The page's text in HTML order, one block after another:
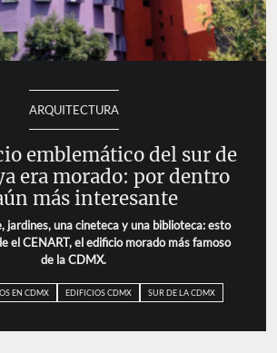
ARQUITECTURA
emblemático del sur de
era morado: por dentro
más interesante
jardines, una cineteca y una biblioteca: esto
el CENART, el edificio morado más famoso
de la CDMX.
EN CDMX EDIFICIOS CDMX SUR DE LA CDMX